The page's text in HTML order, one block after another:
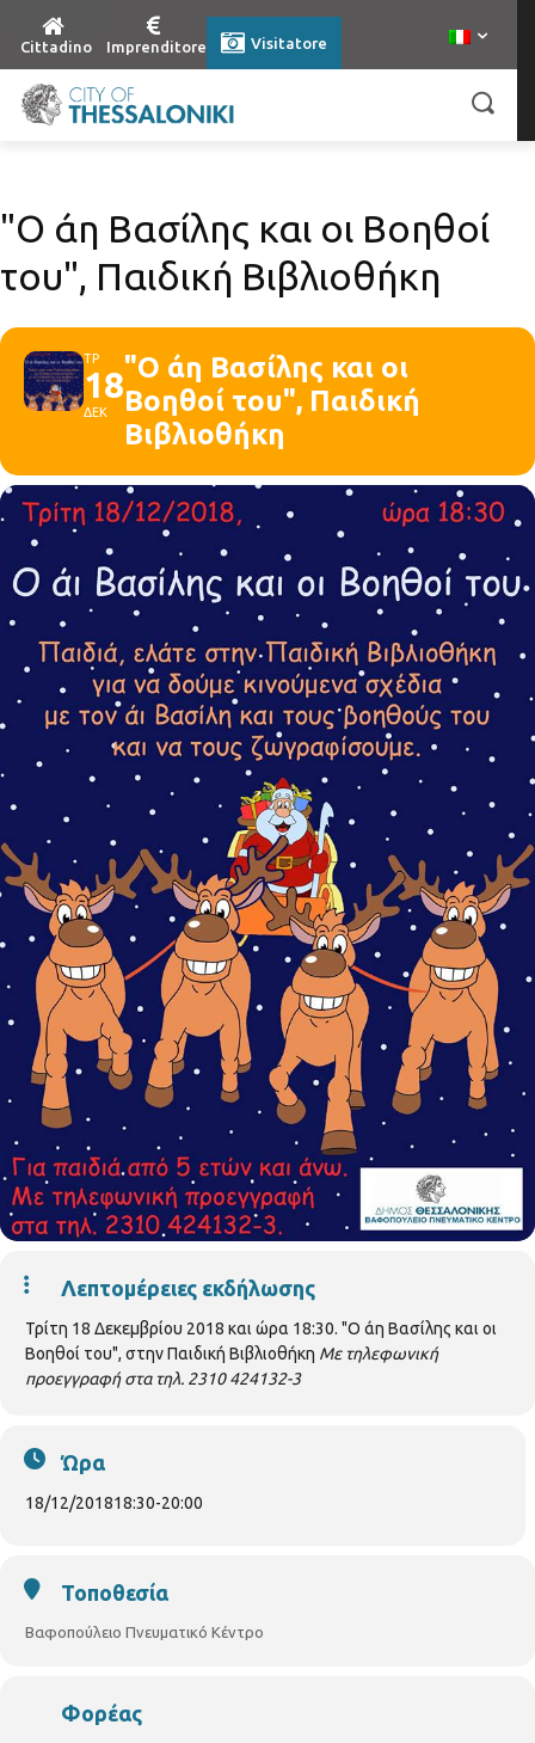
Cittadino Imprenditore Visitatore
"Ο άη Βασίλης και οι Βοηθοί
του", Παιδική Βιβλιοθήκη
ΤΡ
18
ΔΕΚ
"Ο άη Βασίλης και οι
Βοηθοί του", Παιδική
Βιβλιοθήκη
Λεπτομέρειες εκδήλωσης
Τρίτη 18 Δεκεμβρίου 2018 και ώρα 18:30. "Ο άη Βασίλης και οι
Βοηθοί του", στην Παιδική Βιβλιοθήκη Με τηλεφωνική
προεγγραφή στα τηλ. 2310 424132-3
Ώρα
18/12/201818:30-20:00
Τοποθεσία
Βαφοπούλειο Πνευματικό Κέντρο
Φορέας